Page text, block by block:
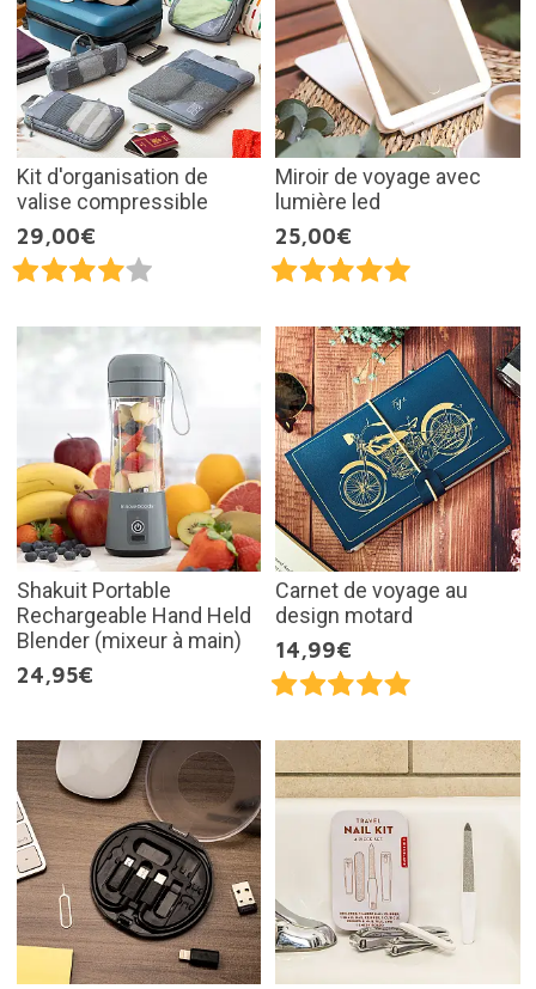
Kit d'organisation de
valise compressible
29,00€
Miroir de voyage avec
lumière led
25,00€
Shakuit Portable
Rechargeable Hand Held
Blender (mixeur à main)
24,95€
Carnet de voyage au
design motard
14,99€